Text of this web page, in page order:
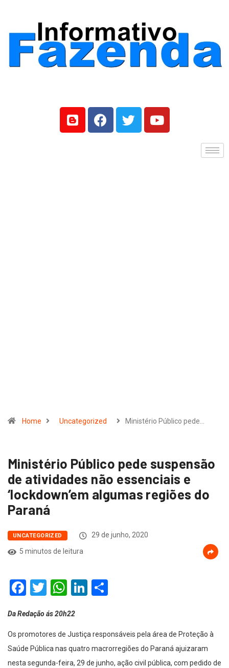
Home Uncategorized Ministério Público pede…
Ministério Público pede suspensão
de atividades não essenciais e
‘lockdown’em algumas regiões do
Paraná
UNCATEGORIZED
29 de junho, 2020
5 minutos de leitura
Facebook
Twitter
WhatsApp
LinkedIn
Da Redação ás 20h22
Os promotores de Justiça responsáveis pela área de Proteção à
Saúde Pública nas quatro macrorregiões do Paraná ajuizaram
nesta segunda-feira, 29 de junho, ação civil pública, com pedido de